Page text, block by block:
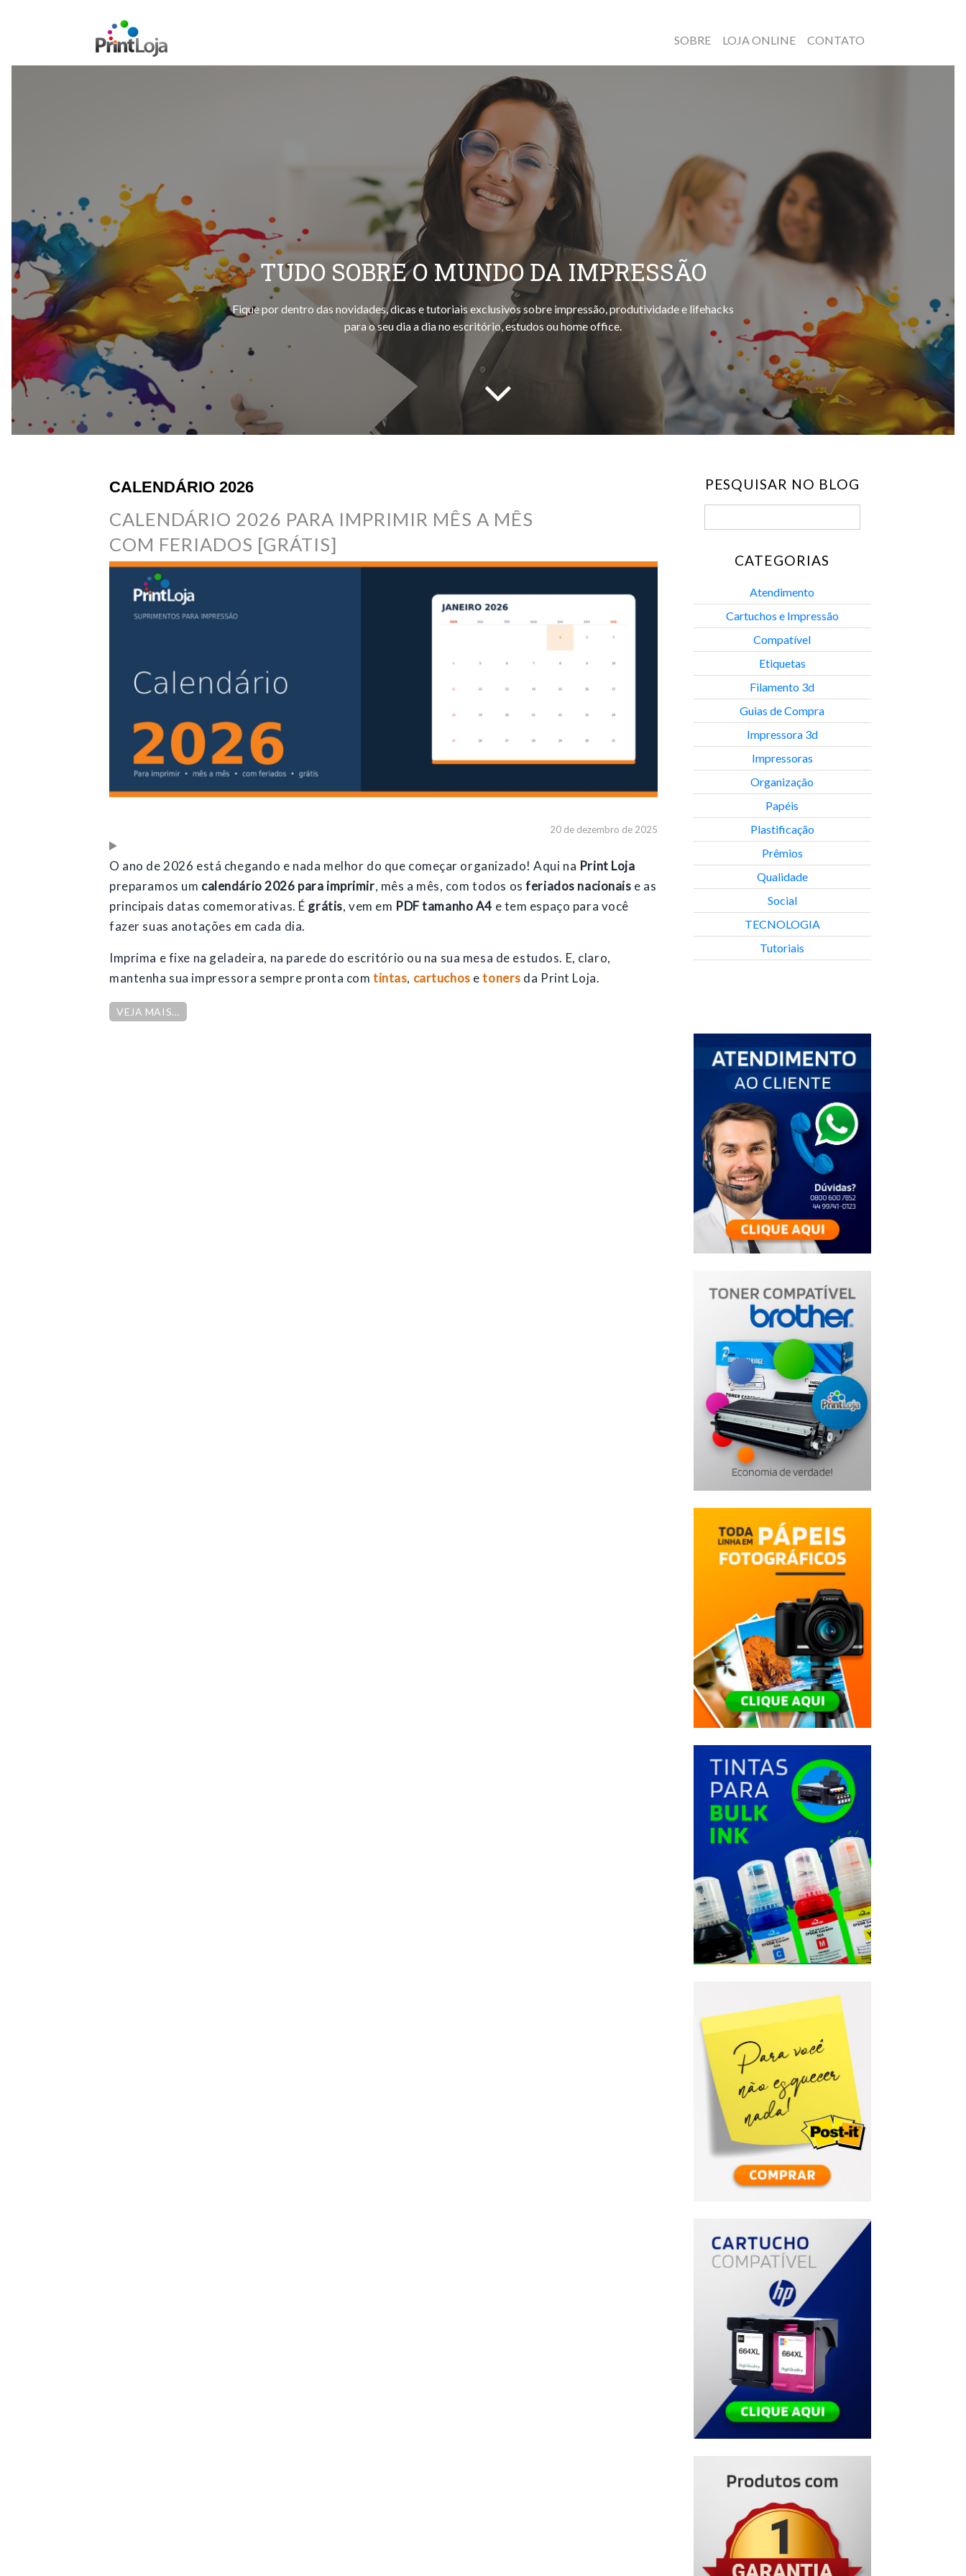
SOBRE LOJA ONLINE CONTATO
TUDO SOBRE O MUNDO DA IMPRESSÃO
Fique por dentro das novidades, dicas e tutoriais exclusivos sobre impressão, produtividade e lifehacks
para o seu dia a dia no escritório, estudos ou home office.
CALENDÁRIO 2026
CALENDÁRIO 2026 PARA IMPRIMIR MÊS A MÊS
COM FERIADOS [GRÁTIS]
20 de dezembro de 2025
O ano de 2026 está chegando e nada melhor do que começar organizado! Aqui na Print Loja
preparamos um calendário 2026 para imprimir, mês a mês, com todos osferiados nacionais e as
principais datas comemorativas. É grátis, vem em PDF tamanho A4 e tem espaço para você
fazer suas anotações em cada dia.
Imprima e fixe na geladeira, na parede do escritório ou na sua mesa de estudos. E, claro,
mantenha sua impressora sempre pronta com tintas, cartuchos etoners da Print Loja.
VEJA MAIS…
PESQUISAR NO BLOG
CATEGORIAS
Atendimento
Cartuchos e Impressão
Compatível
Etiquetas
Filamento 3d
Guias de Compra
Impressora 3d
Impressoras
Organização
Papéis
Plastificação
Prêmios
Qualidade
Social
TECNOLOGIA
Tutoriais